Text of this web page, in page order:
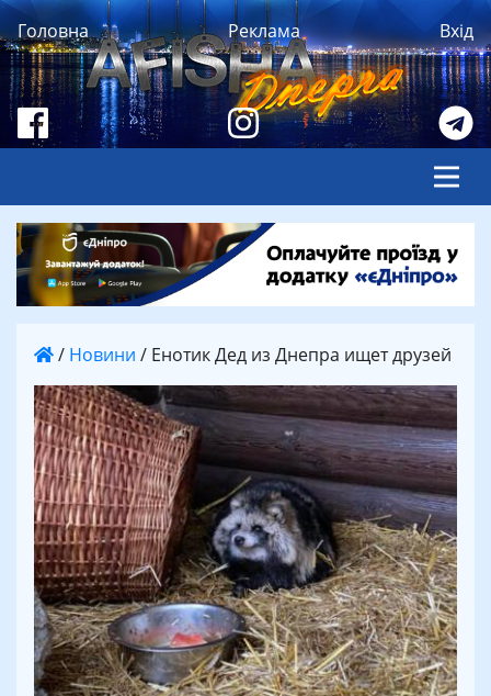
Головна Реклама Вхід
/ Новини / Енотик Дед из Днепра ищет друзей